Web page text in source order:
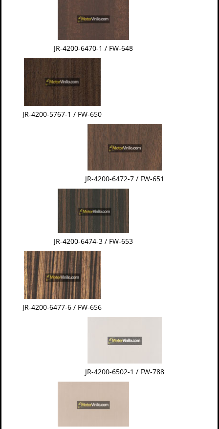
JR-4200-6470-1 / FW-648
JR-4200-5767-1 / FW-650
JR-4200-6472-7 / FW-651
JR-4200-6474-3 / FW-653
JR-4200-6477-6 / FW-656
JR-4200-6502-1 / FW-788